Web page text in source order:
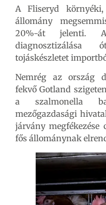
A Fliseryd
állomány
20%-át jelenti.
diagnosztizálása
tojáskészletet
Nemrég az ország
fekvő Gotland
a szalmonella
mezőgazdasági
járvány megfékezése
fős állománynak